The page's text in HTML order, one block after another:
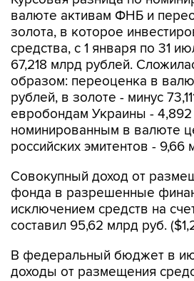
исключением средств на
составил 95,62 млрд руб.
В федеральный бюджет в
доходы от размещения
депозитах ВЭБ.РФ - 3,591
ценные бумаги российских
связанные с реализацией
инфраструктурных
рублей, в ценные бумаги
эмитентов - 834,8 млн
субординированных
рублей,Совкомбанке- 5,1
рублей. В целом это